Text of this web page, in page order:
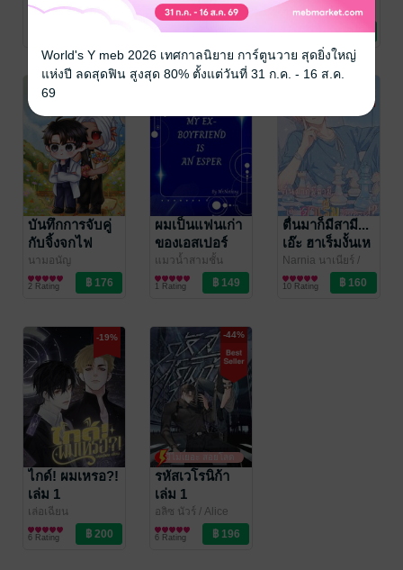
เล่อเฉียน
รอ!? เล่ม2
Narnia นาเนียร์ /
NekoYo
นิยายวาย Boy
5 Rating
อลิซ นัวร์/ Alice
7 Rating
บันทึกการจับคู่
กับจิ้งจกไฟ
คลาสSS
นามอนัญ
นิยายวาย Boy
Love / Yaoi
2 Rating
ผมเป็นแฟนเก่า
ของเอสเปอร์
แมวน้ำสามชั้น
อยากกินหมูกรอบ/
Hydrangea:3
นิยายวาย Boy
Love / Yaoi
1 Rating
ตื่นมาก็มีสามี...
เอ๊ะ ฮาเร็มงั้นเห
รอ!? เล่ม1
Narnia นาเนียร์/
NekoYo
นิยายวาย Boy
Love / Yaoi
10 Rating
-19%
ไกด์! ผมเหรอ?!
เล่ม 1
เล่อเฉียน
นิยายวาย Boy
Love / Yaoi
6 Rating
-44%
มีไม่เยอะ สอยโลด
รหัสเวโรนิก้า
เล่ม 1
อลิซ นัวร์ / Alice
Noire
นิยายวาย Boy
Love / Yaoi
6 Rating
World's Y meb 2026 เทศกาลนิยาย การ์ตูนวาย สุดยิ่งใหญ่
แห่งปี ลดสุดฟิน สูงสุด 80% ตั้งแต่วันที่ 31 ก.ค. - 16 ส.ค.
69